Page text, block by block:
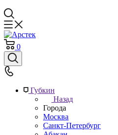
0
Губкин
Назад
Города
Москва
Санкт-Петербург